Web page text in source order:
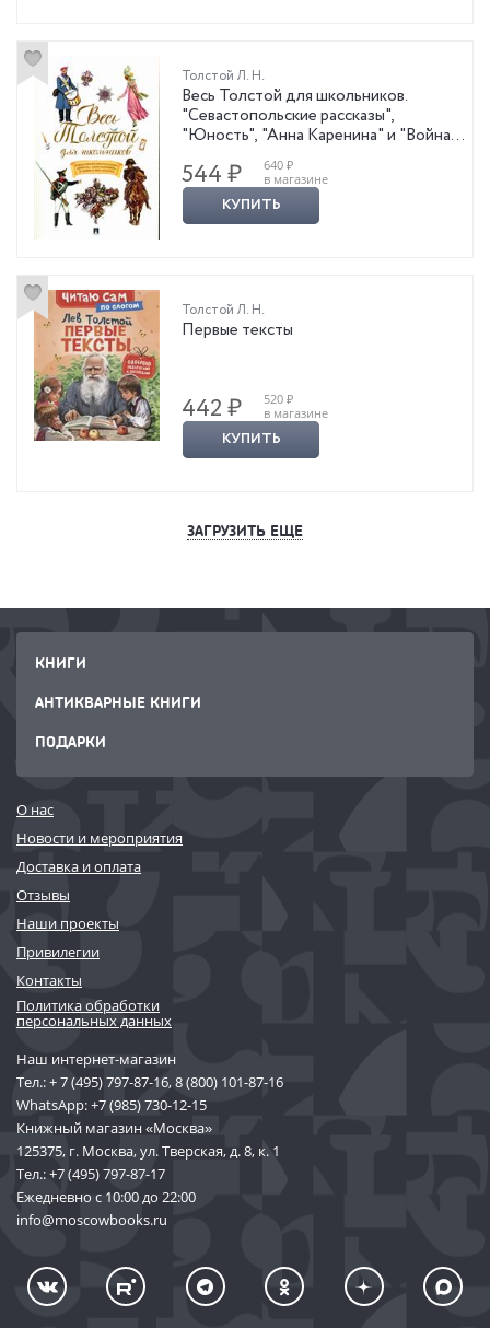
Толстой Л. Н.
Весь Толстой для школьников.
"Севастопольские рассказы",
"Юность", "Анна Каренина" и "Война и
мир" (кратко)
544 ₽
640 ₽
в магазине
КУПИТЬ
Толстой Л. Н.
Первые тексты
442 ₽
520 ₽
в магазине
КУПИТЬ
ЗАГРУЗИТЬ ЕЩЕ
КНИГИ
АНТИКВАРНЫЕ КНИГИ
ПОДАРКИ
О нас
Новости и мероприятия
Доставка и оплата
Отзывы
Наши проекты
Привилегии
Контакты
Политика обработки
персональных данных
Наш интернет-магазин
Тел.:+ 7 (495) 797-87-16,8 (800) 101-87-16
WhatsApp:+7 (985) 730-12-15
Книжный магазин «Москва»
125375, г. Москва, ул. Тверская, д. 8, к. 1
Тел.:+7 (495) 797-87-17
Ежедневно с 10:00 до 22:00
info@moscowbooks.ru